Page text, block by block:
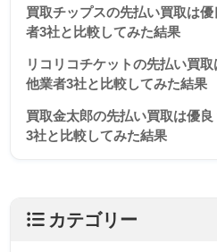
買取チップスの先払い買取は
者3社と比較してみた結果
リコリコチケットの先払い買取
他業者3社と比較してみた結果
買取金太郎の先払い買取は優
3社と比較してみた結果
カテゴリー